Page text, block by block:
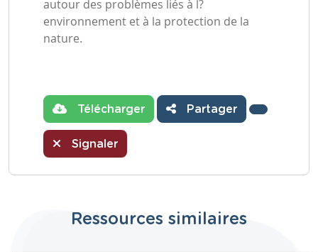
autour des problèmes liés à l?
environnement et à la protection de la
nature.
Télécharger Partager
Signaler
Ressources similaires